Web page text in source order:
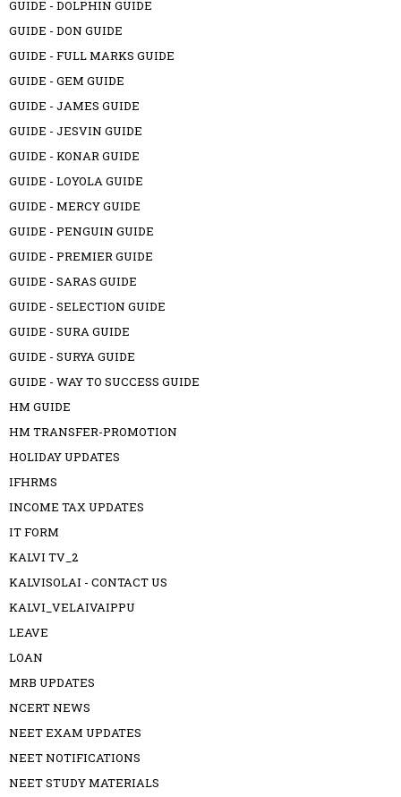
GUIDE - DOLPHIN GUIDE
GUIDE - DON GUIDE
GUIDE - FULL MARKS GUIDE
GUIDE - GEM GUIDE
GUIDE - JAMES GUIDE
GUIDE - JESVIN GUIDE
GUIDE - KONAR GUIDE
GUIDE - LOYOLA GUIDE
GUIDE - MERCY GUIDE
GUIDE - PENGUIN GUIDE
GUIDE - PREMIER GUIDE
GUIDE - SARAS GUIDE
GUIDE - SELECTION GUIDE
GUIDE - SURA GUIDE
GUIDE - SURYA GUIDE
GUIDE - WAY TO SUCCESS GUIDE
HM GUIDE
HM TRANSFER-PROMOTION
HOLIDAY UPDATES
IFHRMS
INCOME TAX UPDATES
IT FORM
KALVI TV_2
KALVISOLAI - CONTACT US
KALVI_VELAIVAIPPU
LEAVE
LOAN
MRB UPDATES
NCERT NEWS
NEET EXAM UPDATES
NEET NOTIFICATIONS
NEET STUDY MATERIALS